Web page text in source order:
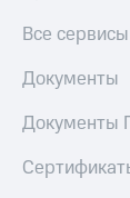
Все сервисы
Документы
Документы